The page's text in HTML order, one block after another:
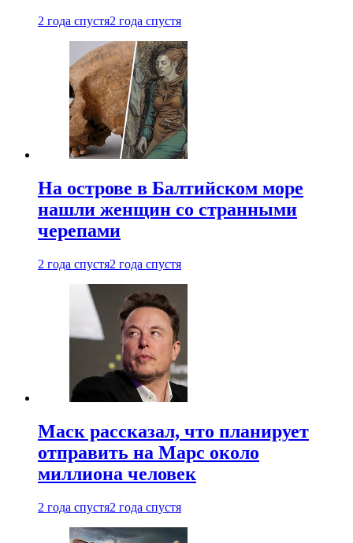
2 года спустя2 года спустя
На острове в Балтийском море
нашли женщин со странными
черепами
2 года спустя2 года спустя
Маск рассказал, что планирует
отправить на Марс около
миллиона человек
2 года спустя2 года спустя